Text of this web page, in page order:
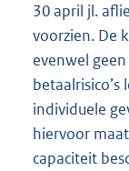
30 april jl.
voorzien. De
evenwel
betaalrisico’s
individuele
hiervoor
capaciteit